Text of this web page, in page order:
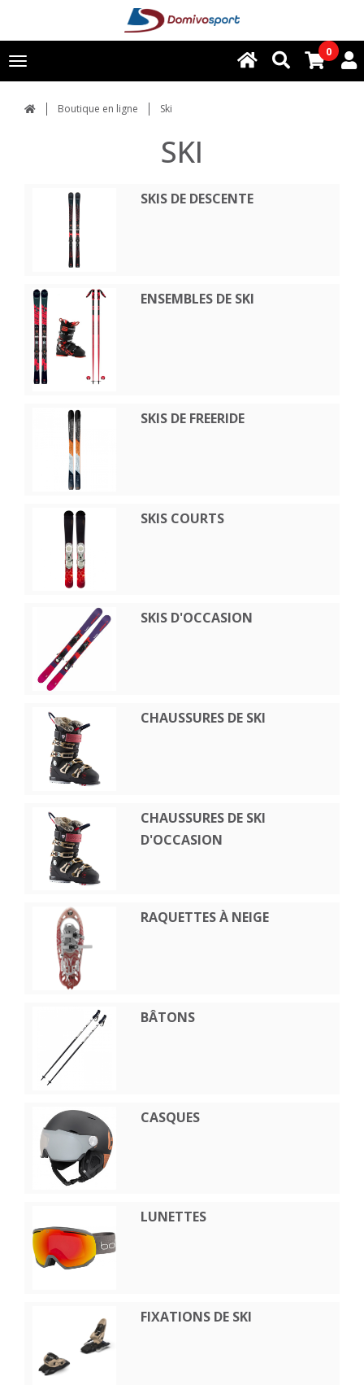
Toggle
navigation
0
Boutique en ligne Ski
SKI
SKIS DE DESCENTE
ENSEMBLES DE SKI
SKIS DE FREERIDE
SKIS COURTS
SKIS D'OCCASION
CHAUSSURES DE SKI
CHAUSSURES DE SKI
D'OCCASION
RAQUETTES À NEIGE
BÂTONS
CASQUES
LUNETTES
FIXATIONS DE SKI